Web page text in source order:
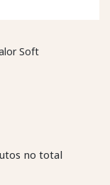
Soft
no total